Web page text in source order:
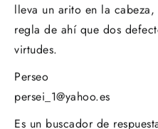
lleva un arito en la
regla de ahí que dos
virtudes.
Perseo
persei_1@yahoo.es
Es un buscador de